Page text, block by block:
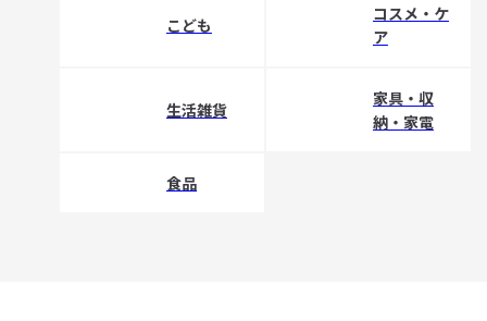
こども
コスメ・ケ
ア
生活雑貨
家具・収
納・家電
食品